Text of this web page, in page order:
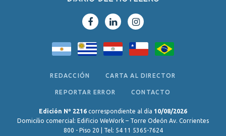
REDACCIÓN CARTA AL DIRECTOR
REPORTAR ERROR CONTACTO
Edición Nº 2216 correspondiente al día 10/08/2026
Domicilio comercial: Edificio WeWork – Torre Odeón Av. Corrientes
800 - Piso 20 | Tel: 54 11 5365-7624